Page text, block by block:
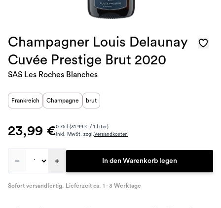
Champagner Louis Delaunay
Cuvée Prestige Brut 2020
SAS Les Roches Blanches
Frankreich Champagne brut
23,99 €0.75 l (31.99 € / 1 Liter)
inkl. MwSt. zzgl.Versandkosten
– + In den Warenkorb legen
Sofort versandfertig. Lieferzeit ca. 1 - 3 Werktage